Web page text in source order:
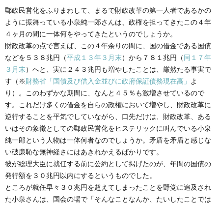
郵政民営化をふりまわして、まるで財政改革の第一人者であるかの
ように振舞っている小泉純一郎さんは、政権を担ってきたこの４年
４ヶ月の間に一体何をやってきたというのでしょうか。
財政改革の点で言えば、この４年余りの間に、国の借金である国債
などを５３８兆円（平成１３年３月末）から７８１兆円（同１７年
３月末）へと、実に２４３兆円も増やしたことは、厳然たる事実で
す（※財務省「国債及び借入金並びに政府保証債務現在高」 よ
り）。このわずかな期間に、なんと４５％も激増させているので
す。これだけ多くの借金を自らの政権において増やし、財政改革に
逆行することを平気でしていながら、口先だけは、財政改革、ある
いはその象徴としての郵政民営化をヒステリックに叫んでいる小泉
純一郎という人物は一体何者なのでしょうか。矛盾を矛盾と感じな
い破廉恥な無神経さにはあきれかえるばかりです。
彼が総理大臣に就任する前に公約として掲げたのが、年間の国債の
発行額を３０兆円以内にするというものでした。
ところが就任早々３０兆円を超えてしまったことを野党に追及され
た小泉さんは、国会の場で「そんなことなんか、たいしたことでは